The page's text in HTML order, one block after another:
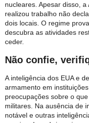
nucleares. Apesar disso,
realizou trabalho não
dois locais. O regime
descubra as atividades
ceder.
Não confie,
A inteligência dos EUA e
armamento em
preocupações sobre o
militares. Na ausência de
notável e outras